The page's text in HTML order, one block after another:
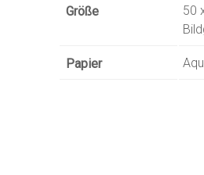
Größe
50
Papier